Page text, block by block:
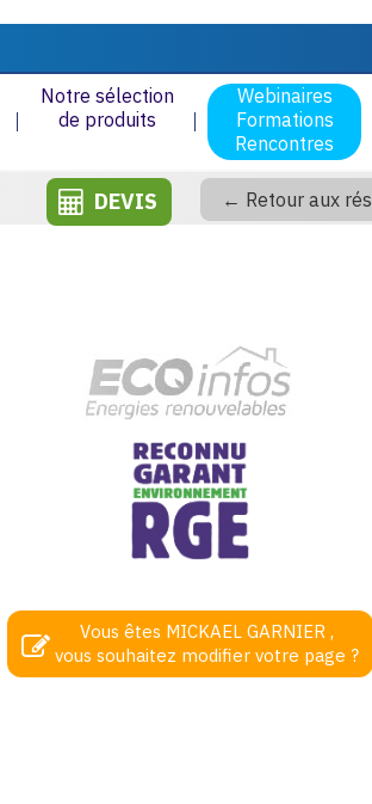
Notre sélection
de produits
Webinaires
Formations
Rencontres
DEVIS ← Retour aux
Vous êtes MICKAEL GARNIER ,
vous souhaitez modifier votre page ?